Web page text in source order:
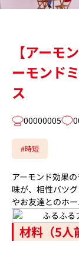
【アーモ
ーモンド
ス
00000005
#時短
アーモンド効果
味が、相性バツ
やお友達とのホ
材料（5人